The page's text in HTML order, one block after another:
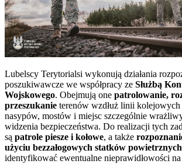
Lubelscy Terytorialsi wykonują działania
poszukiwawcze we współpracy ze Służbą
Wojskowego. Obejmują one patrolowanie,
przeszukanie terenów wzdłuż linii
nasypów, mostów i miejsc szczególnie
widzenia bezpieczeństwa. Do realizacji tych
są patrole piesze i kołowe, a także
użyciu bezzałogowych statków powietrznych
identyfikować ewentualne nieprawidłowości na